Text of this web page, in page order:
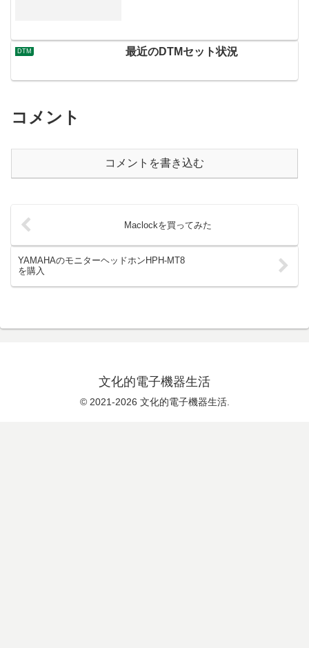
DTM 最近のDTMセット状況
コメント
コメントを書き込む
Maclockを買ってみた
YAMAHAのモニターヘッドホンHPH-MT8
を購入
文化的電子機器生活
© 2021-2026 文化的電子機器生活.